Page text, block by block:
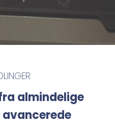
almindelige